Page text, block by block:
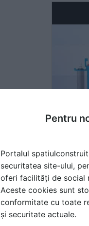
Pentru
Portalul
securitatea site-ului,
oferi facilități de social
Aceste cookies sunt
conformitate cu toate
și securitate actuale.